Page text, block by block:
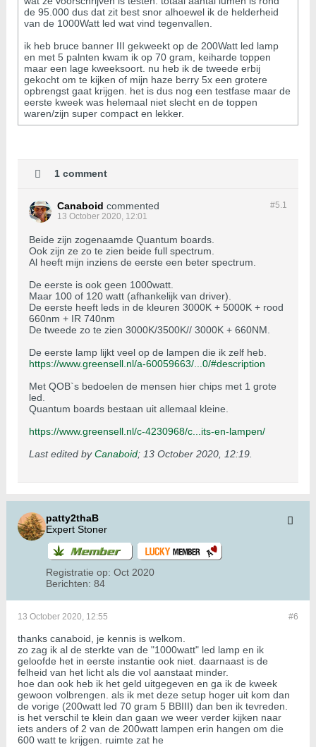
de 95.000 dus dat zit best snor alhoewel ik de helderheid
van de 1000Watt led wat vind tegenvallen.
ik heb bruce banner III gekweekt op de 200Watt led lamp
en met 5 palnten kwam ik op 70 gram, keiharde toppen
maar een lage kweeksoort. nu heb ik de tweede erbij
gekocht om te kijken of mijn haze berry 5x een grotere
opbrengst gaat krijgen. het is dus nog een testfase maar de
eerste kweek was helemaal niet slecht en de toppen
waren/zijn super compact en lekker.
1 comment
#5.1
Canaboid commented
13 October 2020, 12:01
Beide zijn zogenaamde Quantum boards.
Ook zijn ze zo te zien beide full spectrum.
Al heeft mijn inziens de eerste een beter spectrum.
De eerste is ook geen 1000watt.
Maar 100 of 120 watt (afhankelijk van driver).
De eerste heeft leds in de kleuren 3000K + 5000K + rood
660nm + IR 740nm
De tweede zo te zien 3000K/3500K// 3000K + 660NM.
De eerste lamp lijkt veel op de lampen die ik zelf heb.
https://www.greensell.nl/a-60059663/...0/#description
Met QOB`s bedoelen de mensen hier chips met 1 grote
led.
Quantum boards bestaan uit allemaal kleine.
https://www.greensell.nl/c-4230968/c...its-en-lampen/
Last edited byCanaboid; 13 October 2020, 12:19
patty2thaB
Expert Stoner
Registratie op: Oct 2020
Berichten: 84
#6
13 October 2020, 12:55
thanks canaboid, je kennis is welkom.
zo zag ik al de sterkte van de "1000watt" led lamp en ik
geloofde het in eerste instantie ook niet. daarnaast is de
felheid van het licht als die vol aanstaat minder.
hoe dan ook heb ik het geld uitgegeven en ga ik de kweek
gewoon volbrengen. als ik met deze setup hoger uit kom dan
de vorige (200watt led 70 gram 5 BBIII) dan ben ik tevreden.
is het verschil te klein dan gaan we weer verder kijken naar
iets anders of 2 van de 200watt lampen erin hangen om die
600 watt te krijgen. ruimte zat he